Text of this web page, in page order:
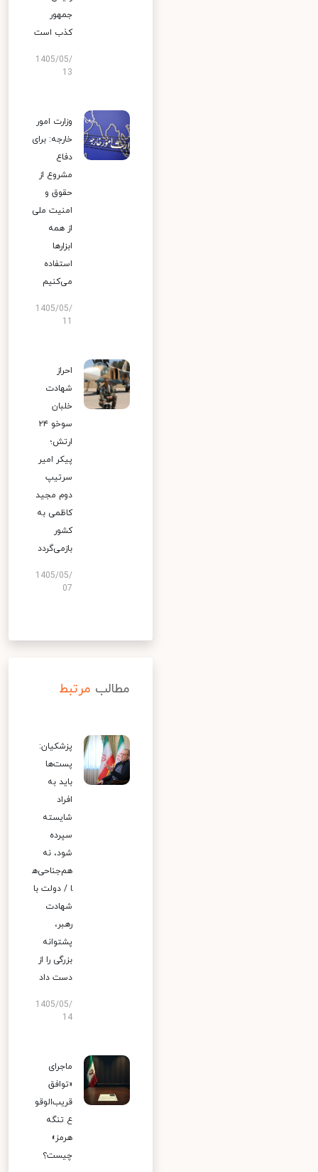
جمهور
کذب است
1405/05/
13
وزارت امور
خارجه: برای
دفاع
مشروع از
حقوق و
امنیت ملی
از همه
ابزارها
استفاده
می‌کنیم
1405/05/
احراز
شهادت
خلبان
سوخو ۲۴
ارتش؛
پیکر امیر
سرتیپ
دوم مجید
کاظمی به
کشور
بازمی‌گردد
1405/05/
07
مطالب مرتبط
پزشکیان:
پست‌ها
باید به
افراد
شایسته
سپرده
شود، نه
هم‌جناحی‌ه
ا / دولت با
شهادت
رهبر،
پشتوانه
بزرگی را از
دست داد
1405/05/
14
ماجرای
«توافق
قریب‌الوقو
ع تنگه
هرمز»
چیست؟